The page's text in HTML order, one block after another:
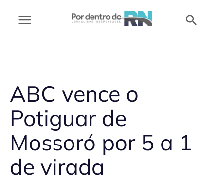
ABC vence o
Potiguar de
Mossoró por 5 a 1
de virada